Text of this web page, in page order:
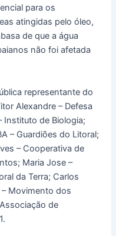
para os
atingidas pelo óleo,
de que a água
não foi afetada
representante do
Alexandre – Defesa
Instituto de Biologia;
– Guardiões do Litoral;
– Cooperativa de
Maria Jose –
da Terra; Carlos
Movimento dos
de